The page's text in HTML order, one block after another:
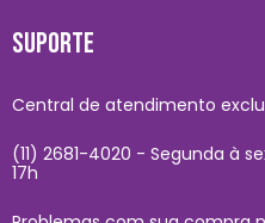
SUPORTE
Central de atendimento
(11) 2681-4020 - Segunda à
17h